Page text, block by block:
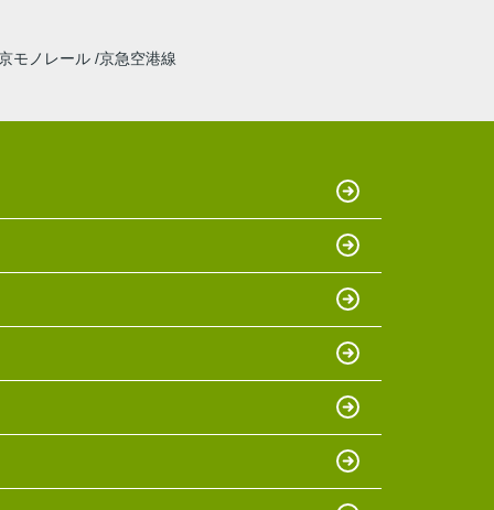
モノレール 京急空港線